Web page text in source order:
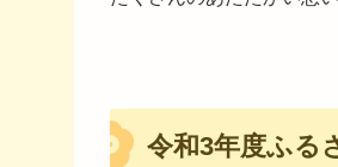
令和3年度ふる